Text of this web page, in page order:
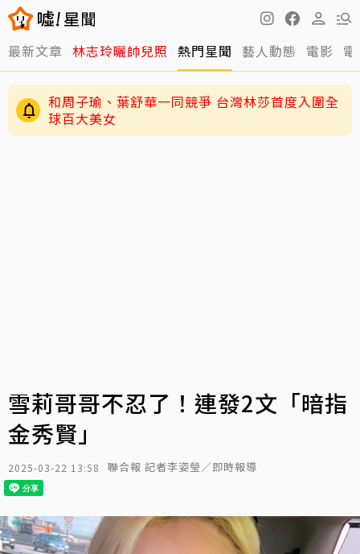
最新文章 林志玲曬帥兒照 熱門星聞 藝人動態 電影
和周子瑜、葉舒華一同競爭 台灣林莎首度入圍全
球百大美女
雪莉哥哥不忍了！連發2文「暗指
金秀賢」
2025-03-22 13:58 聯合報 記者李姿瑩／即時報導